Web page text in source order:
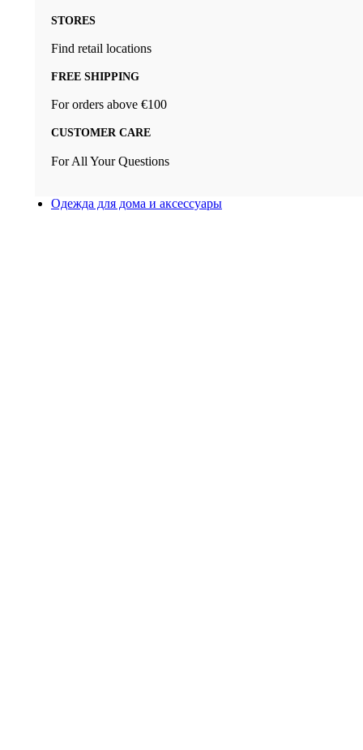
STORES
Find retail locations
FREE SHIPPING
For orders above €100
CUSTOMER CARE
For All Your Questions
Одежда для дома и аксессуары